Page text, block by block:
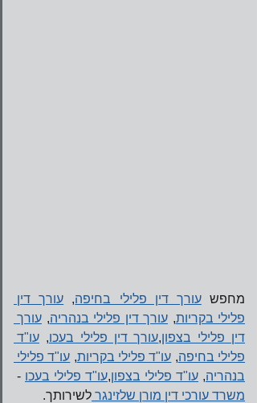
מחפש עורך דין פלילי בחיפה,
פלילי בקריות, עורך דין פלילי בנהריה,
דין פלילי בצפון,עורך דין פלילי בעכו,
פלילי בחיפה, עו"ד פלילי בקריות,
בנהריה, עו"ד פלילי בצפון,עו"ד פלילי בעכו -
משרד עורכי דין מורן שלזינגר לשירותך.